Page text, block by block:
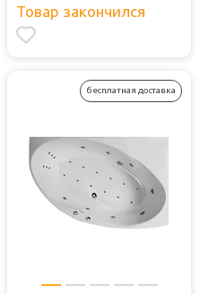
Товар закончился
бесплатная доставка